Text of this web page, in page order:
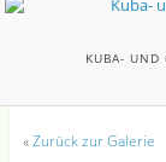
KUBA- UND
«Zurück zur Galerie